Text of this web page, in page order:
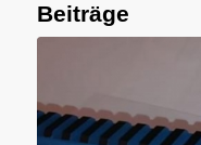
Beiträge